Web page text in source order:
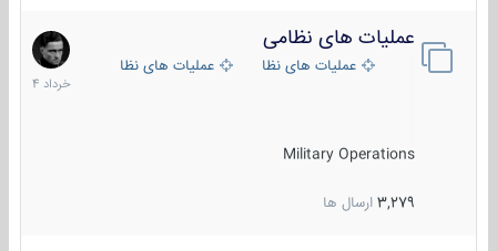
عملیات های نظامی
عملیات های نظامی ایرانعملیات های نظامی خارجی
Military Operations
3,279 ارسال ها
5
خرداد
1404